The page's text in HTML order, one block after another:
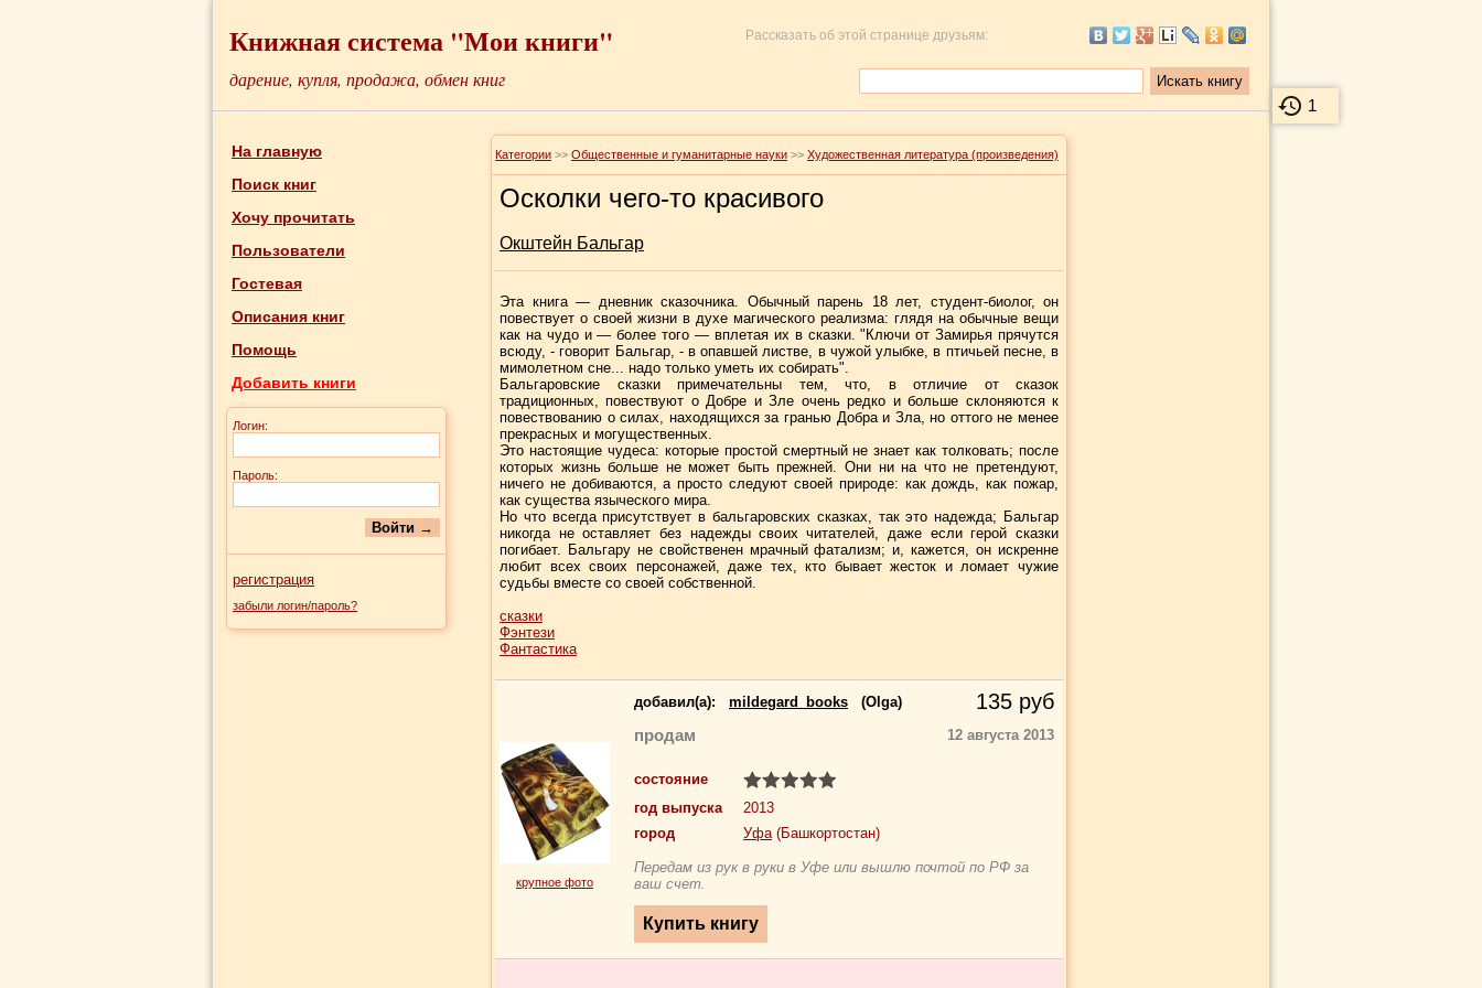
1
Книжная система "Мои книги" Рассказать об этой странице друзьям:
дарение, купля, продажа, обмен книг
На главную
Поиск книг
Хочу прочитать
Пользователи
Гостевая
Описания книг
Помощь
Добавить книги
Логин:
Пароль:
регистрация
забыли логин/пароль?
Категории >> Общественные и гуманитарные науки >> Художественная литература (произведения)
Осколки чего-то красивого
Окштейн Бальгар
Эта книга — дневник сказочника. Обычный парень 18 лет, студент-биолог, он
повествует о своей жизни в духе магического реализма: глядя на обычные вещи
как на чудо и — более того — вплетая их в сказки. "Ключи от Замирья прячутся
всюду, - говорит Бальгар, - в опавшей листве, в чужой улыбке, в птичьей песне, в
мимолетном сне... надо только уметь их собирать".
Бальгаровские сказки примечательны тем, что, в отличие от сказок
традиционных, повествуют о Добре и Зле очень редко и больше склоняются к
повествованию о силах, находящихся за гранью Добра и Зла, но оттого не менее
прекрасных и могущественных.
Это настоящие чудеса: которые простой смертный не знает как толковать; после
которых жизнь больше не может быть прежней. Они ни на что не претендуют,
ничего не добиваются, а просто следуют своей природе: как дождь, как пожар,
как существа языческого мира.
Но что всегда присутствует в бальгаровских сказках, так это надежда; Бальгар
никогда не оставляет без надежды своих читателей, даже если герой сказки
погибает. Бальгару не свойственен мрачный фатализм; и, кажется, он искренне
любит всех своих персонажей, даже тех, кто бывает жесток и ломает чужие
судьбы вместе со своей собственной.
сказки
Фэнтези
Фантастика
крупное фото
добавил(a): mildegard_books (Olga) 135 руб
продам 12 августа 2013
состояние
год выпуска
2013
город
Уфа(Башкортостан)
Передам из рук в руки в Уфе или вышлю почтой по РФ за
ваш счет.